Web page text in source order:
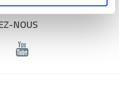
NOUS
Linkedin